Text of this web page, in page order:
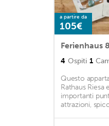
a partire da
105€
4 Ospiti 1
Questo
Rathaus Riesa
importanti
attrazioni,